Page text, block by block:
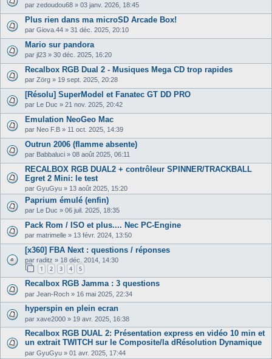
par zedoudou68 » 03 janv. 2026, 18:45
Plus rien dans ma microSD Arcade Box!
par Giova.44 » 31 déc. 2025, 20:10
Mario sur pandora
par jl23 » 30 déc. 2025, 16:20
Recalbox RGB Dual 2 - Musiques Mega CD trop rapides
par Zörg » 19 sept. 2025, 20:28
[Résolu] SuperModel et Fanatec GT DD PRO
par Le Duc » 21 nov. 2025, 20:42
Emulation NeoGeo Mac
par Neo F.B » 11 oct. 2025, 14:39
Outrun 2006 (flamme absente)
par Babbaluci » 08 août 2025, 06:11
RECALBOX RGB DUAL2 + contrôleur SPINNER/TRACKBALL
Egret 2 Mini: le test
par GyuGyu » 13 août 2025, 15:20
Paprium émulé (enfin)
par Le Duc » 06 juil. 2025, 18:35
Pack Rom / ISO et plus.... Nec PC-Engine
par matrimelle » 13 févr. 2024, 13:50
[x360] FBA Next : questions / réponses
par raditz » 18 déc. 2014, 14:30
1 2 3 4 5
Recalbox RGB Jamma : 3 questions
par Jean-Roch » 16 mai 2025, 22:34
hyperspin en plein ecran
par xave2000 » 19 avr. 2025, 16:38
Recalbox RGB DUAL 2: Présentation express en vidéo 10 min et
un extrait TWITCH sur le Composite/la dRésolution Dynamique
par GyuGyu » 01 avr. 2025, 17:44